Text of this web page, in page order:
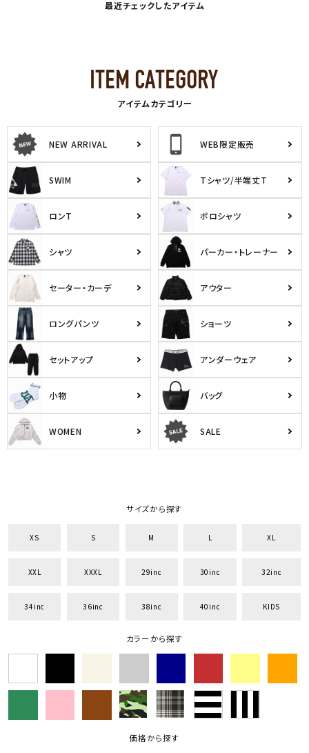
最近チェックしたアイテム
アイテムカテゴリー
NEW ARRIVAL WEB限定販売
SWIM Tシャツ/半端丈T
ロンT ポロシャツ
シャツ パーカー・トレーナー
セーター・カーデ アウター
ロングパンツ ショーツ
セットアップ アンダーウェア
小物 バッグ
WOMEN SALE
サイズから探す
XS S M L XL
XXL XXXL 29inc 30inc 32inc
34inc 36inc 38inc 40inc KIDS
カラーから探す
価格から探す